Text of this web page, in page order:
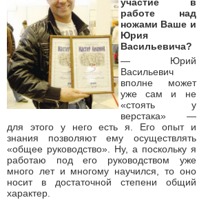
участие в
работе над
ножами Ваше и
Юрия
Васильевича?
— Юрий
Васильевич
вполне может
уже сам и не
«стоять у
верстака» —
для этого у него есть я. Его опыт и
знания позволяют ему осуществлять
«общее руководство». Ну, а поскольку я
работаю под его руководством уже
много лет и многому научился, то оно
носит в достаточной степени общий
характер.